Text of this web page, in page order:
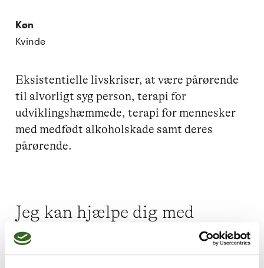
Køn
Kvinde
Eksistentielle livskriser, at være pårørende
til alvorligt syg person, terapi for
udviklingshæmmede, terapi for mennesker
med medfødt alkoholskade samt deres
pårørende.
Jeg kan hjælpe dig med
Skam og skyld,
Ensomhed,